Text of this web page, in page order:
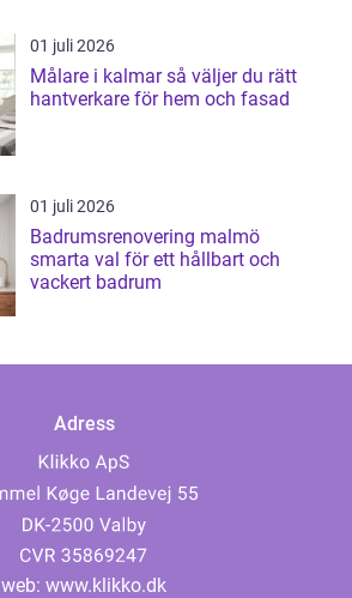
01 juli 2026
Målare i kalmar så väljer du rätt
hantverkare för hem och fasad
01 juli 2026
Badrumsrenovering malmö
smarta val för ett hållbart och
vackert badrum
Adress
web: www.klikko.dk